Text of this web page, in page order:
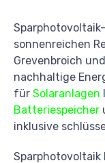
sonnenreichen
Grevenbroich
nachhaltige
für Solaranlagen
Batteriespeicher
inklusive